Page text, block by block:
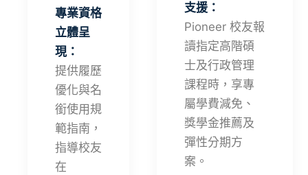
專業資格
立體呈
現：
提供履歷
優化與名
銜使用規
範指南，
指導校友
在
支援：
Pioneer 校友報
讀指定高階碩
士及行政管理
課程時，享專
屬學費減免、
獎學金推薦及
彈性分期方
案。